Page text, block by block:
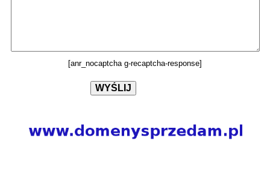
[anr_nocaptcha g-recaptcha-response]